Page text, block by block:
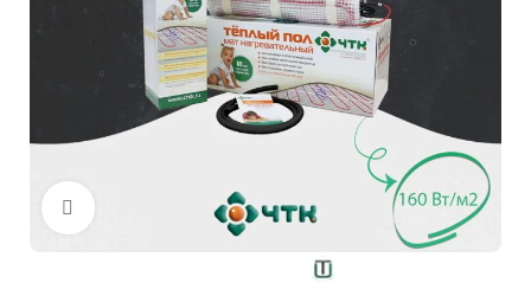
Нажмите, чтобы увеличить